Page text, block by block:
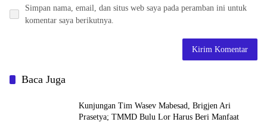
Simpan nama, email, dan situs web saya pada peramban ini untuk
komentar saya berikutnya.
Baca Juga
Kunjungan Tim Wasev Mabesad, Brigjen Ari
Prasetya; TMMD Bulu Lor Harus Beri Manfaat